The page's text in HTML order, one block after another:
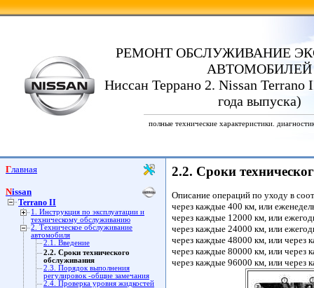
РЕМОНТ ОБСЛУЖИВАНИЕ
АВТОМОБИЛЕЙ
Ниссан Террано 2. Nissan Terrano
года выпуска)
полные технические характеристики.
Главная
Nissan
Terrano II
1. Инструкция по эксплуатации и
техническому обслуживанию
2. Техническое обслуживание
автомобиля
2.1. Введение
2.2. Сроки технического
обслуживания
2.3. Порядок выполнения
регулировок -общие замечания
2.4. Проверка уровня жидкостей
2.2. Сроки
Описание операций по уходу в
через каждые 400 км, или
через каждые 12000 км, или
через каждые 24000 км, или
через каждые 48000 км, или через
через каждые 80000 км, или через
через каждые 96000 км, или через